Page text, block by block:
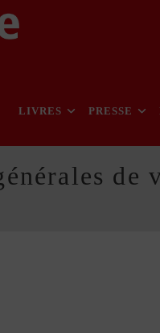
LIVRES PRESSE
de